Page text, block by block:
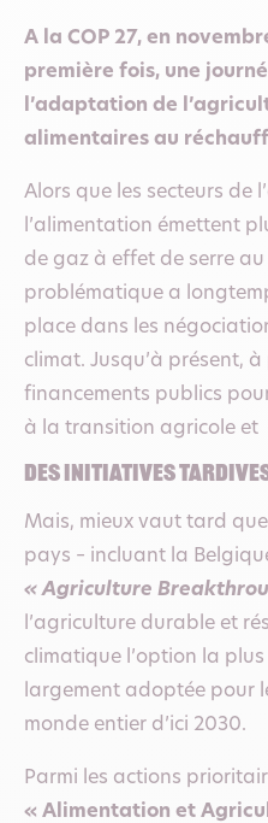
A la COP 27, en
première fois, une
l’adaptation de
alimentaires au
Alors que les secteurs de
l’alimentation émettent
de gaz à effet de serre
problématique a
place dans les
climat. Jusqu’à présent, à
financements publics
à la transition agricole et
Des initiatives
Mais, mieux vaut tard que
pays – incluant la
« Agriculture
l’agriculture durable et
climatique l’option la
largement adoptée pour
monde entier d’ici 2030.
Parmi les actions
« Alimentation et